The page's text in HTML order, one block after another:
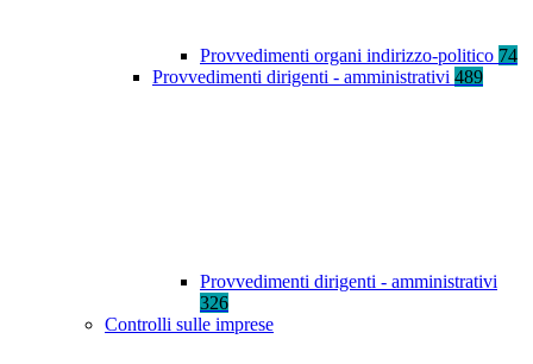
Provvedimenti organi indirizzo-politico 74
Provvedimenti dirigenti - amministrativi 489
Provvedimenti dirigenti - amministrativi
326
Controlli sulle imprese